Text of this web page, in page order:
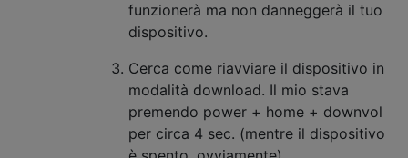
funzionerà ma non danneggerà il tuo
dispositivo.
Cerca come riavviare il dispositivo in
modalità download. Il mio stava
premendo power + home + downvol
per circa 4 sec. (mentre il dispositivo